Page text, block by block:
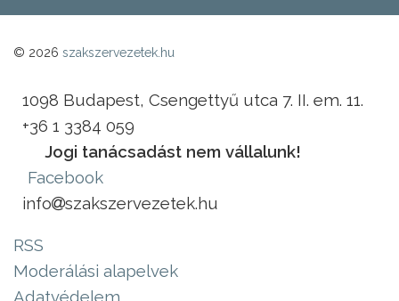
© 2026 szakszervezetek.hu
1098 Budapest, Csengettyű utca 7. II. em. 11.
+36 1 3384 059
Jogi tanácsadást nem vállalunk!
Facebook
info
szakszervezetek.hu
RSS
Moderálási alapelvek
Adatvédelem